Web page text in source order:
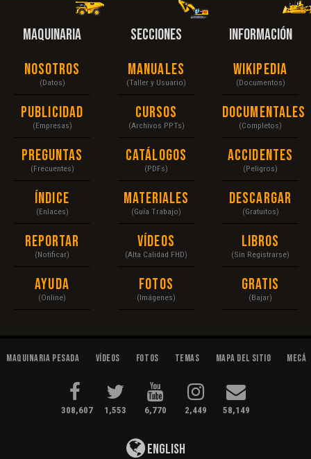
MAQUINARIA
Nosotros
(Datos)
Publicidad
(Empresas)
Preguntas
(Frecuentes)
Índice
(Enlaces)
Reportar
(Notificar)
Ayuda
(Online)
SECCIONES
Manuales
(Taller y Usuario)
Cursos
(Archivos PPTs)
Catálogos
(PDFs)
Materiales
(Guía Trabajo)
Vídeos
(Alta Calidad FHD)
Fotos
(Imágenes)
INFORMACIÓN
Wikipedia
(Documentos)
Documentales
(Completos)
Accidentes
(Peligros)
Descargar
(Gratuitos)
Libros
(Sin Registrarse)
Gratis
(Bajar)
Maquinaria Pesada Vídeos Fotos Temas Mapa del Sitio
308,607 1,553 6,770 2,449 58,149
English